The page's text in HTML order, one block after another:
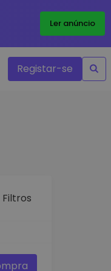
Ler anúncio
Registar-se
Filtros